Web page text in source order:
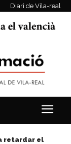
Diari de Vila-real
retardar el